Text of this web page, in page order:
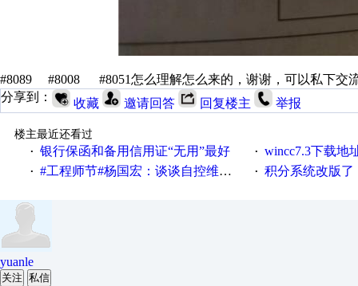
#8089 #8008 #8051怎么理解怎么来的，谢谢，可以私下交
分享到：
收藏 邀请回答 回复楼主 举报
楼主最近还看过
· 银行保函和备用信用证“无用”最好 · wincc7.3下载地址
· #工程师节#杨国宏：谈谈自控维修工程师那些事儿 · 积分系统改版了，重说
yuanle
关注 私信